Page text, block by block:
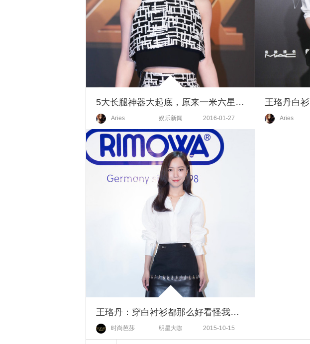
5大长腿神器大起底，原来一米六星人周迅赵丽颖Baby的逆天长腿都是穿出来的！
Aries 娱乐新闻 2016-01-27 Aries
王珞丹：穿白衬衫都那么好看怪我喽？
时尚芭莎 明星大咖 2015-10-15